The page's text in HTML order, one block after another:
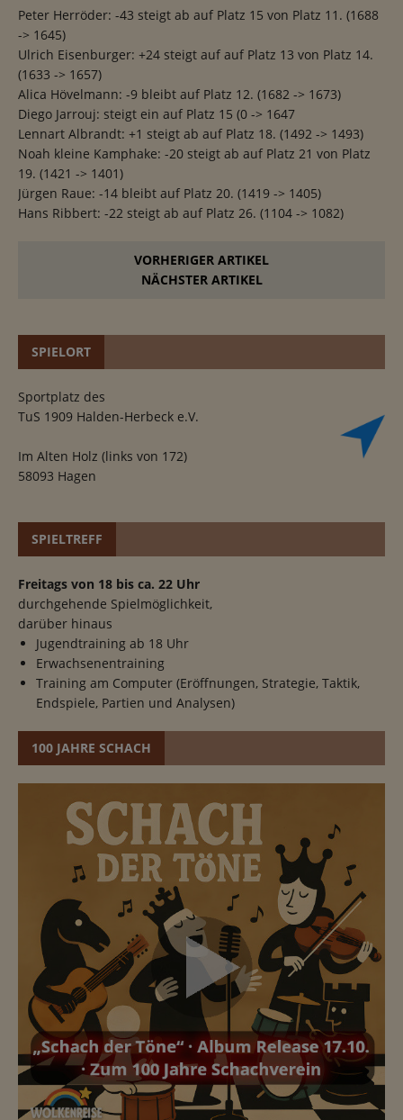
Peter Herröder: -43 steigt ab auf Platz 15 von Platz 11. (1688
-> 1645)
Ulrich Eisenburger: +24 steigt auf auf Platz 13 von Platz 14.
(1633 -> 1657)
Alica Hövelmann: -9 bleibt auf Platz 12. (1682 -> 1673)
Diego Jarrouj: steigt ein auf Platz 15 (0 -> 1647
Lennart Albrandt: +1 steigt ab auf Platz 18. (1492 -> 1493)
Noah kleine Kamphake: -20 steigt ab auf Platz 21 von Platz
19. (1421 -> 1401)
Jürgen Raue: -14 bleibt auf Platz 20. (1419 -> 1405)
Hans Ribbert: -22 steigt ab auf Platz 26. (1104 -> 1082)
VORHERIGER ARTIKEL
NÄCHSTER ARTIKEL
SPIELORT
Sportplatz des
TuS 1909 Halden-Herbeck e.V.
Im Alten Holz (links von 172)
58093 Hagen
SPIELTREFF
Freitags von 18 bis ca. 22 Uhr
durchgehende Spielmöglichkeit,
darüber hinaus
Jugendtraining ab 18 Uhr
Erwachsenentraining
Training am Computer (Eröffnungen, Strategie, Taktik,
Endspiele, Partien und Analysen)
100 JAHRE SCHACH